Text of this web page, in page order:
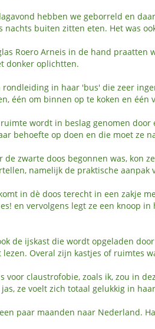
hebben we geborreld en
nachts buiten zitten eten. Het was
Roero Arneis in de hand
donker oplichtten.
rondleiding in haar 'bus' die zeer
één om binnen op te koken en één
wordt in beslag genomen
behoefte op doen en die moet ze
de zwarte doos begonnen was, kon
namelijk de praktische aanpak
in dè doos terecht in een zakje
en vervolgens legt ze een knoop
de ijskast die wordt opgeladen
lezen. Overal zijn kastjes of ruimtes
voor claustrofobie, zoals ik, zou in
ze voelt zich totaal gelukkig in
paar maanden naar Nederland.